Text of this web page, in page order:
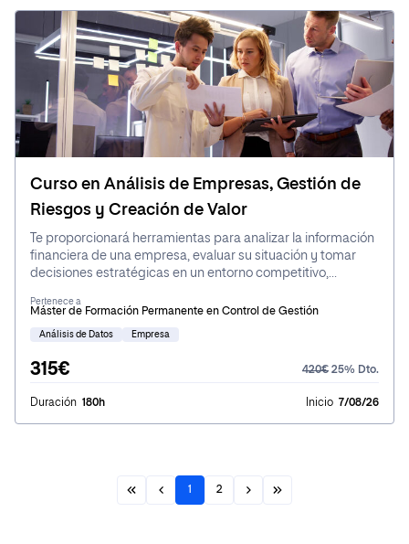
Curso en Análisis de Empresas, Gestión de
Riesgos y Creación de Valor
Te proporcionará herramientas para analizar la información
financiera de una empresa, evaluar su situación y tomar
decisiones estratégicas en un entorno competitivo,
Pertenece a
Máster de Formación Permanente en Control de Gestión
Análisis de Datos Empresa
315€ 420€ 25% Dto.
Duración 180h Inicio 7/08/26
1 2